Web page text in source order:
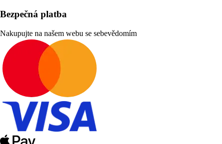
Bezpečná platba
Nakupujte na našem webu se sebevědomím